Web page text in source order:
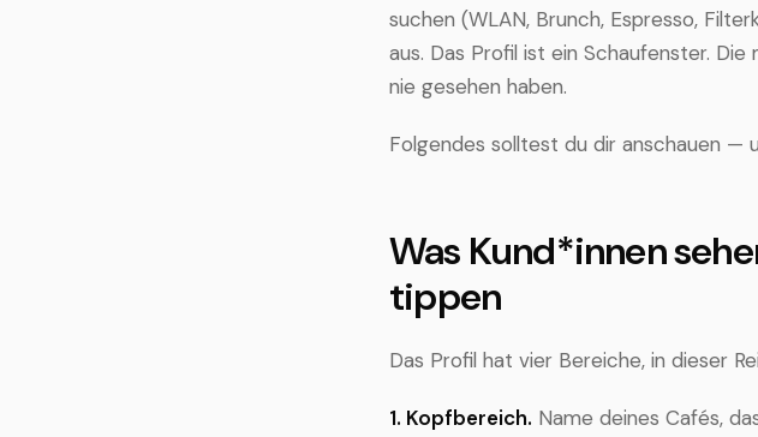
suchen (WLAN, Brunch, Espresso,
aus. Das Profil ist ein Schaufenster.
nie gesehen haben.
Folgendes solltest du dir anschauen —
Was Kund*innen
tippen
Das Profil hat vier Bereiche, in dieser
1. Kopfbereich. Name deines Cafés,